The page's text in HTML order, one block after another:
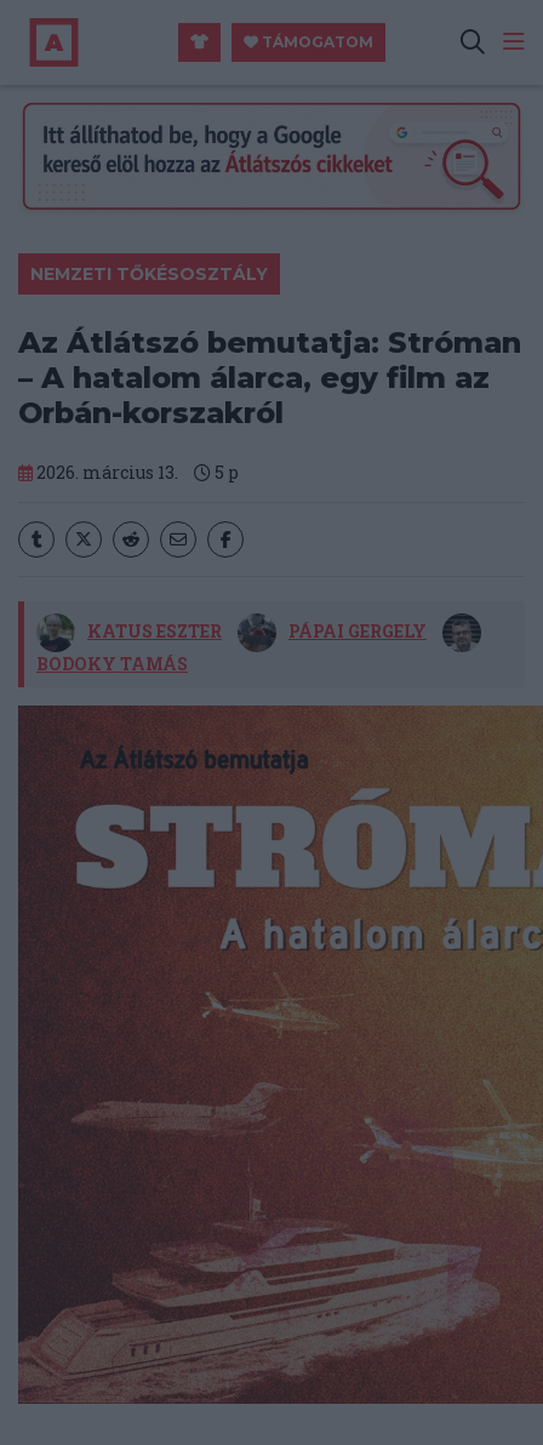
TÁMOGATOM
NEMZETI TŐKÉSOSZTÁLY
Az Átlátszó bemutatja: Stróman
– A hatalom álarca, egy film az
Orbán-korszakról
2026. március 13. 5 p
KATUS ESZTER
PÁPAI GERGELY
BODOKY TAMÁS